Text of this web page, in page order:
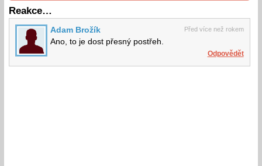
Reakce…
Před více než rokem
Adam Brožík
Ano, to je dost přesný postřeh.
Odpovědět